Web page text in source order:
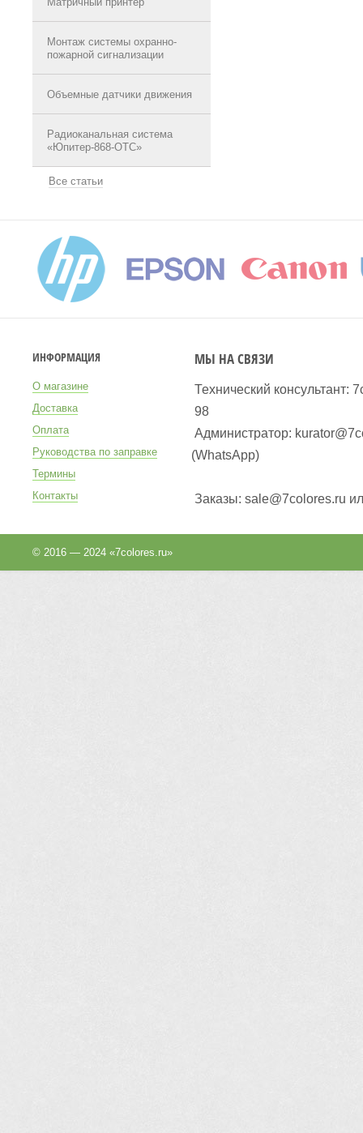
Монтаж системы охранно-
пожарной сигнализации
Объемные датчики движения
Радиоканальная система
«Юпитер-868-ОТС»
Все статьи
ИНФОРМАЦИЯ
О магазине
Доставка
Оплата
Руководства по заправке
Термины
Контакты
МЫ НА СВЯЗИ
Технический консультант:
98
Администратор:
(WhatsApp)
Заказы: sale@7colores.ru
© 2016 — 2024 «7colores.ru»